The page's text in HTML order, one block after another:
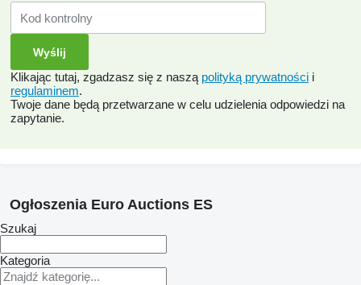
Klikając tutaj, zgadzasz się z naszą polityką prywatności i
regulaminem.
Twoje dane będą przetwarzane w celu udzielenia odpowiedzi na
zapytanie.
Ogłoszenia Euro Auctions ES
Szukaj
Kategoria